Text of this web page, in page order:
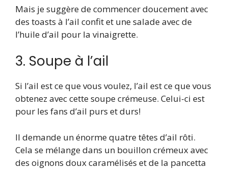
Mais je suggère de commencer doucement avec
des toasts à l’ail confit et une salade avec de
l’huile d’ail pour la vinaigrette.
3. Soupe à l’ail
Si l’ail est ce que vous voulez, l’ail est ce que vous
obtenez avec cette soupe crémeuse. Celui-ci est
pour les fans d’ail purs et durs!
Il demande un énorme quatre têtes d’ail rôti.
Cela se mélange dans un bouillon crémeux avec
des oignons doux caramélisés et de la pancetta